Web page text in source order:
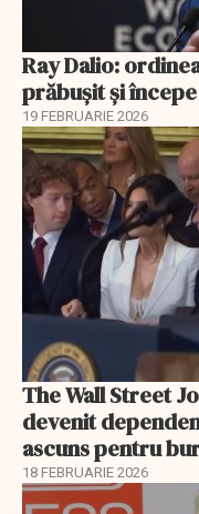
Ray Dalio:
prăbușit și
19 FEBRUARIE 2026
The Wall Street
devenit
ascuns pentru
18 FEBRUARIE 2026
EXCLUSIV